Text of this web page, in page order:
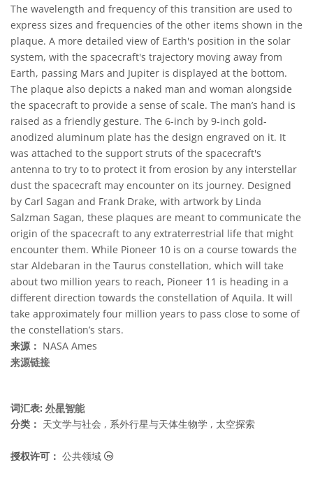
The wavelength and frequency of this transition are used to
express sizes and frequencies of the other items shown in the
plaque. A more detailed view of Earth's position in the solar
system, with the spacecraft's trajectory moving away from
Earth, passing Mars and Jupiter is displayed at the bottom.
The plaque also depicts a naked man and woman alongside
the spacecraft to provide a sense of scale. The man’s hand is
raised as a friendly gesture. The 6-inch by 9-inch gold-
anodized aluminum plate has the design engraved on it. It
was attached to the support struts of the spacecraft's
antenna to try to to protect it from erosion by any interstellar
dust the spacecraft may encounter on its journey. Designed
by Carl Sagan and Frank Drake, with artwork by Linda
Salzman Sagan, these plaques are meant to communicate the
origin of the spacecraft to any extraterrestrial life that might
encounter them. While Pioneer 10 is on a course towards the
star Aldebaran in the Taurus constellation, which will take
about two million years to reach, Pioneer 11 is heading in a
different direction towards the constellation of Aquila. It will
take approximately four million years to pass close to some of
the constellation’s stars.
来源： NASA Ames
来源链接
词汇表: 外星智能
分类： 天文学与社会 , 系外行星与天体生物学 , 太空探索
授权许可： 公共领域 公共领域 图标